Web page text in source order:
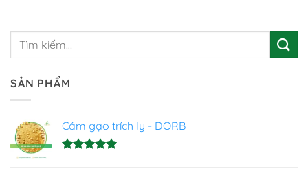
SẢN PHẨM
Cám gạo trích ly - DORB